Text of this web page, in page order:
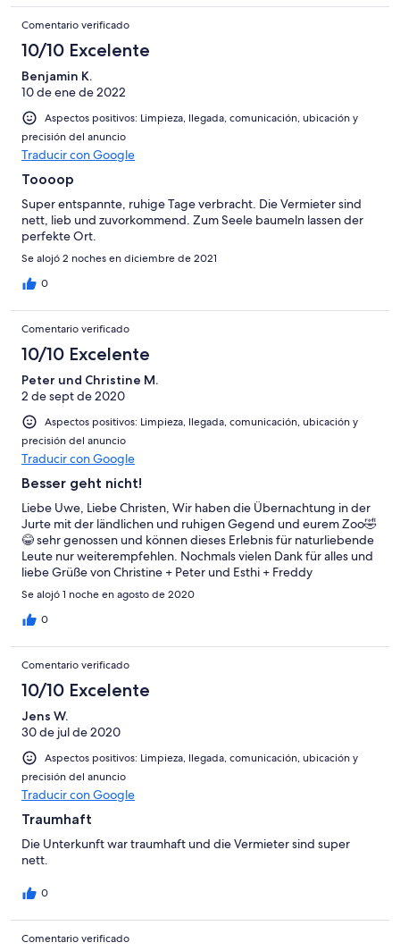
Comentario verificado
10/10 Excelente
Benjamin K.
10 de ene de 2022
Aspectos positivos: Limpieza, llegada, comunicación, ubicación y
precisión del anuncio
Traducir con Google
Toooop
Super entspannte, ruhige Tage verbracht. Die Vermieter sind
nett, lieb und zuvorkommend. Zum Seele baumeln lassen der
perfekte Ort.
Se alojó 2 noches en diciembre de 2021
0
Comentario verificado
10/10 Excelente
Peter und Christine M.
2 de sept de 2020
Aspectos positivos: Limpieza, llegada, comunicación, ubicación y
precisión del anuncio
Traducir con Google
Besser geht nicht!
Liebe Uwe, Liebe Christen, Wir haben die Übernachtung in der
Jurte mit der ländlichen und ruhigen Gegend und eurem Zoo🤣
😂 sehr genossen und können dieses Erlebnis für naturliebende
Leute nur weiterempfehlen. Nochmals vielen Dank für alles und
liebe Grüße von Christine + Peter und Esthi + Freddy
Se alojó 1 noche en agosto de 2020
0
Comentario verificado
10/10 Excelente
Jens W.
30 de jul de 2020
Aspectos positivos: Limpieza, llegada, comunicación, ubicación y
precisión del anuncio
Traducir con Google
Traumhaft
Die Unterkunft war traumhaft und die Vermieter sind super
nett.
0
Comentario verificado